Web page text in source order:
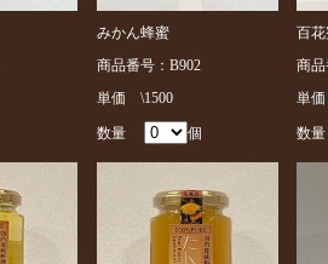
みかん蜂蜜
商品番号：B902
単価 \1500
数量 個
百
商
単
数